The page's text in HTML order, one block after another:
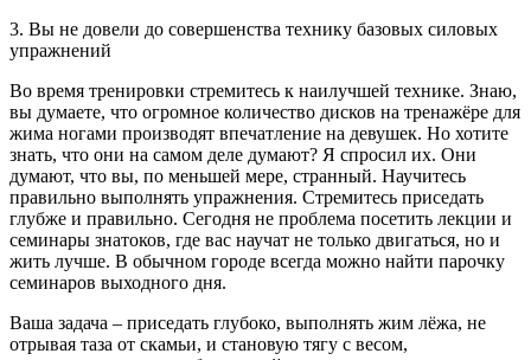
3. Вы не довели до совершенства технику базовых силовых
упражнений
Во время тренировки стремитесь к наилучшей технике. Знаю,
вы думаете, что огромное количество дисков на тренажёре для
жима ногами производят впечатление на девушек. Но хотите
знать, что они на самом деле думают? Я спросил их. Они
думают, что вы, по меньшей мере, странный. Научитесь
правильно выполнять упражнения. Стремитесь приседать
глубже и правильно. Сегодня не проблема посетить лекции и
семинары знатоков, где вас научат не только двигаться, но и
жить лучше. В обычном городе всегда можно найти парочку
семинаров выходного дня.
Ваша задача – приседать глубоко, выполнять жим лёжа, не
отрывая таза от скамьи, и становую тягу с весом,